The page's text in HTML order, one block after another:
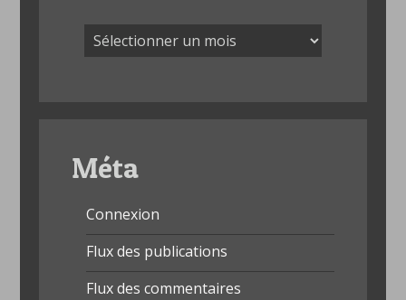
Archives
Méta
Connexion
Flux des publications
Flux des commentaires